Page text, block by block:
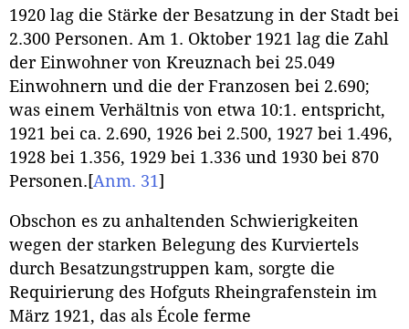
1920 lag die Stärke der Besatzung in der Stadt bei
2.300 Personen. Am 1. Oktober 1921 lag die Zahl
der Einwohner von Kreuznach bei 25.049
Einwohnern und die der Franzosen bei 2.690;
was einem Verhältnis von etwa 10:1. entspricht,
1921 bei ca. 2.690, 1926 bei 2.500, 1927 bei 1.496,
1928 bei 1.356, 1929 bei 1.336 und 1930 bei 870
Personen. [Anm. 31]
Obschon es zu anhaltenden Schwierigkeiten
wegen der starken Belegung des Kurviertels
durch Besatzungstruppen kam, sorgte die
Requirierung des Hofguts Rheingrafenstein im
März 1921, das als École ferme